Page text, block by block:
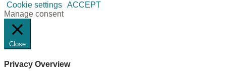
Cookie settings ACCEPT
Manage consent
Close
Privacy Overview